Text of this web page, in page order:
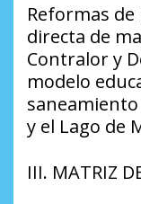
​Reformas
directa de
Contralor y
modelo
y el Lago de
​III. MATRIZ